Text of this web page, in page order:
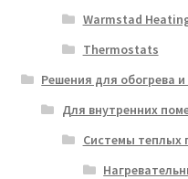
Warmstad
Thermostats
Решения для обогрева
Для внутренних
Системы теплых